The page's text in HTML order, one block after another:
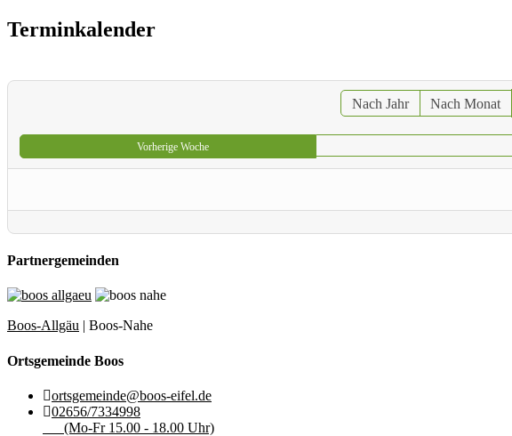
Terminkalender
Nach Jahr Nach Monat
Vorherige Woche
Partnergemeinden
Boos-Allgäu | Boos-Nahe
Ortsgemeinde Boos
ortsgemeinde@boos-eifel.de
02656/7334998
(Mo-Fr 15.00 - 18.00 Uhr)